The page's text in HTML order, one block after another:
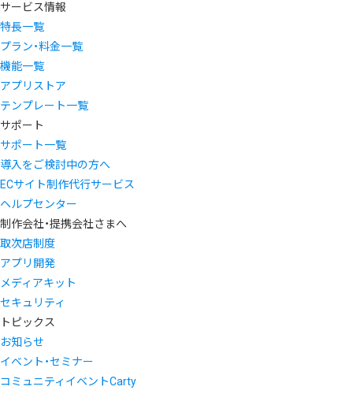
サービス情報
特長一覧
プラン・料金一覧
機能一覧
アプリストア
テンプレート一覧
サポート
サポート一覧
導入をご検討中の方へ
ECサイト制作代行サービス
ヘルプセンター
制作会社・提携会社さまへ
取次店制度
アプリ開発
メディアキット
セキュリティ
トピックス
お知らせ
イベント・セミナー
コミュニティイベントCarty